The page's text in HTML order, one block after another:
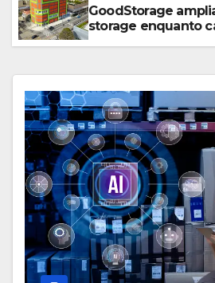
GoodStorage
storage enquanto